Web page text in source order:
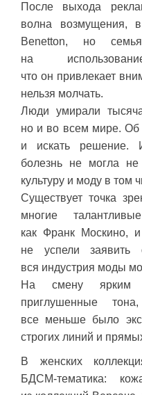
После выхода
волна возмущения,
Benetton, но
на
что он привлекает
нельзя молчать.
Люди умирали
но и во всем мире. Об
и искать решение.
болезнь не могла
культуру и моду в том
Существует точка
многие
как Франк Москино,
не успели
вся индустрия моды
На смену ярким
приглушенные
все меньше было
строгих линий и
В женских
БДСМ-тематика: